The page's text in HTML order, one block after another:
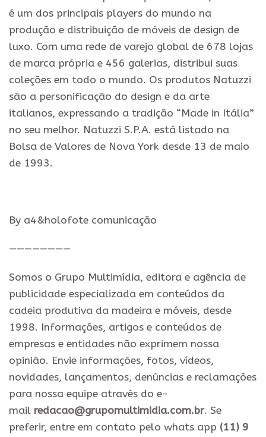
é um dos principais players do mundo na
produção e distribuição de móveis de design de
luxo. Com uma rede de varejo global de 678 lojas
de marca própria e 456 galerias, distribui suas
coleções em todo o mundo. Os produtos Natuzzi
são a personificação do design e da arte
italianos, expressando a tradição “Made in Itália”
no seu melhor. Natuzzi S.P.A. está listado na
Bolsa de Valores de Nova York desde 13 de maio
de 1993.
By a4&holofote comunicação
————————
Somos o Grupo Multimídia, editora e agência de
publicidade especializada em conteúdos da
cadeia produtiva da madeira e móveis, desde
1998. Informações, artigos e conteúdos de
empresas e entidades não exprimem nossa
opinião. Envie informações, fotos, vídeos,
novidades, lançamentos, denúncias e reclamações
para nossa equipe através do e-
mail redacao@grupomultimidia.com.br. Se
preferir, entre em contato pelo whats app (11) 9